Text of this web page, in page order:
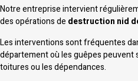
Notre entreprise intervient
des opérations de destruction nid
Les interventions sont fréquentes
département où les guêpes peuvent
toitures ou les dépendances.